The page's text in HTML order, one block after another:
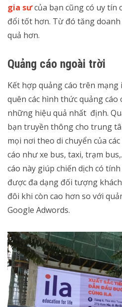
gia sưcủa bạn cũng có uy tín
đổi tốt hơn. Từ đó tăng
quả hơn.
Quảng cáo ngoài trời
Kết hợp quảng cáo trên
quên các hình thức quảng
những hiệu quả nhất định.
bạn truyền thông cho trung
mọi nơi theo di chuyển của
cáo như xe bus, taxi, trạm
cáo này giúp chiến dịch có
được đa dạng đối tượng
đôi khi còn cao hơn so với
Google Adwords.